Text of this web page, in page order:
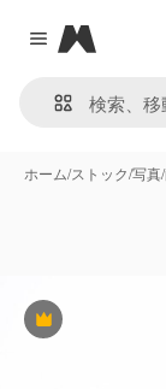
Close menu
Magnific
ホーム/ストック/写真/
Premium